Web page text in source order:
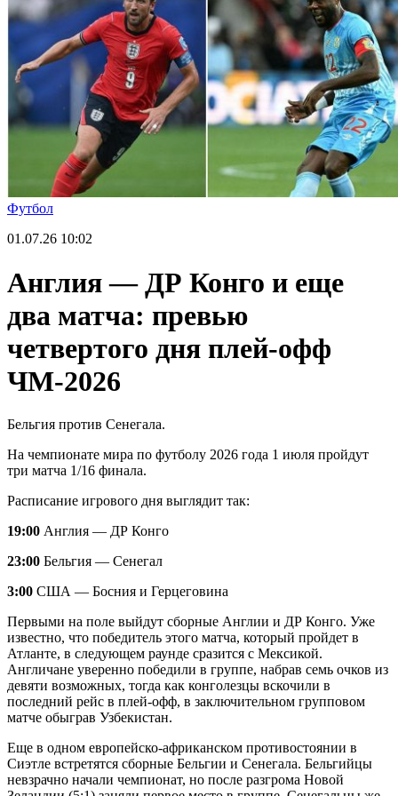
Футбол
01.07.26 10:02
Англия — ДР Конго и еще
два матча: превью
четвертого дня плей-офф
ЧМ-2026
Бельгия против Сенегала.
На чемпионате мира по футболу 2026 года 1 июля пройдут
три матча 1/16 финала.
Расписание игрового дня выглядит так:
19:00 Англия — ДР Конго
23:00 Бельгия — Сенегал
3:00 США — Босния и Герцеговина
Первыми на поле выйдут сборные Англии и ДР Конго. Уже
известно, что победитель этого матча, который пройдет в
Атланте, в следующем раунде сразится с Мексикой.
Англичане уверенно победили в группе, набрав семь очков из
девяти возможных, тогда как конголезцы вскочили в
последний рейс в плей-офф, в заключительном групповом
матче обыграв Узбекистан.
Еще в одном европейско-африканском противостоянии в
Сиэтле встретятся сборные Бельгии и Сенегала. Бельгийцы
невзрачно начали чемпионат, но после разгрома Новой